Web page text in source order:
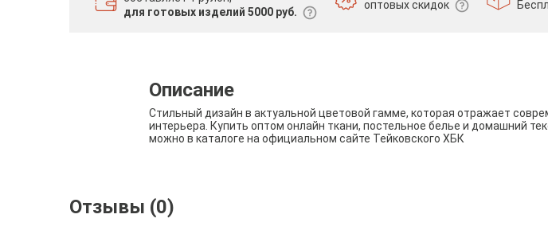
для готовых изделий 5000 руб.
оптовых скидок
Описание
Стильный дизайн в актуальной цветовой гамме, которая отражает
интерьера. Купить оптом онлайн ткани, постельное белье и домашний
можно в каталоге на официальном сайте Тейковского ХБК
Отзывы (0)